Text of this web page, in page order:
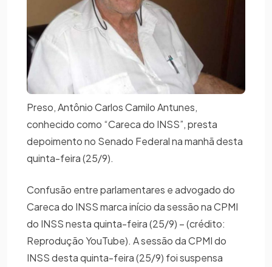
Preso, Antônio Carlos Camilo Antunes,
conhecido como “Careca do INSS”, presta
depoimento no Senado Federal na manhã desta
quinta-feira (25/9).
Confusão entre parlamentares e advogado do
Careca do INSS marca início da sessão na CPMI
do INSS nesta quinta-feira (25/9) – (crédito:
Reprodução YouTube). A sessão da CPMI do
INSS desta quinta-feira (25/9) foi suspensa